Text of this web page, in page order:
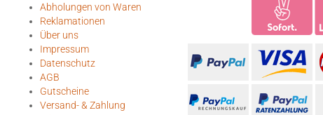
Abholungen von Waren
Reklamationen
Über uns
Impressum
Datenschutz
AGB
Gutscheine
Versand- & Zahlung